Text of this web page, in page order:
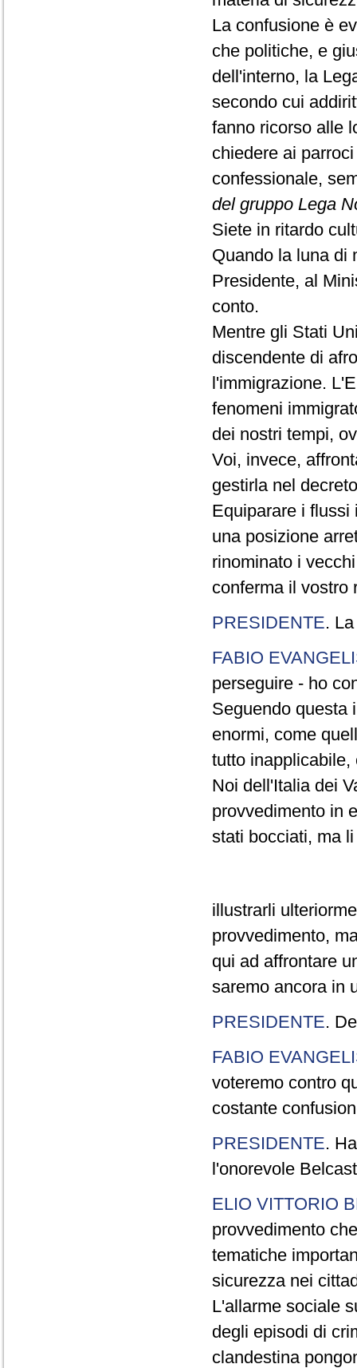
La confusione è
che politiche, e
dell'interno, la
secondo cui
fanno ricorso alle
chiedere ai
confessionale,
del gruppo Lega
Siete in ritardo
Quando la luna di
Presidente, al
conto.
Mentre gli Stati
discendente di
l'immigrazione.
fenomeni
dei nostri tempi,
Voi, invece,
gestirla nel
Equiparare i flussi
una posizione
rinominato i
conferma il vostro
PRESIDENTE.
FABIO
perseguire - ho
Seguendo questa
enormi, come
tutto
Noi dell'Italia dei
provvedimento in
stati bocciati, ma
illustrarli
provvedimento,
qui ad affrontare
saremo ancora in
PRESIDENTE.
FABIO
voteremo contro
costante
PRESIDENTE.
l'onorevole
ELIO VITTORIO
provvedimento
tematiche
sicurezza nei
L'allarme sociale
degli episodi di
clandestina